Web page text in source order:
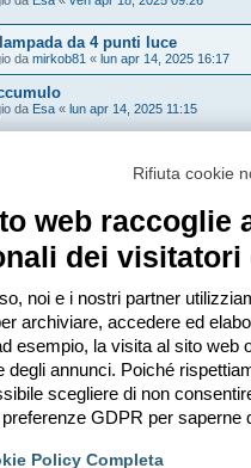
da 4 punti luce
da mirkob81 « lun apr 14, 2025 16:17
da Esa « lun apr 14, 2025 11:15
sab apr 12, 2025 10:46
121 argomenti 1 2 3
Rifiuta cookie
web raccoglie
dei visitatori
noi e i nostri partner
archiviare, accedere ed
esempio, la visita al sito web
degli annunci. Poiché
scegliere di non
GDPR per saperne
Policy Completa